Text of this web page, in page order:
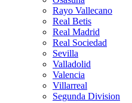
Rayo Vallecano
Real Betis
Real Madrid
Real Sociedad
Sevilla
Valladolid
Valencia
Villarreal
Segunda Division